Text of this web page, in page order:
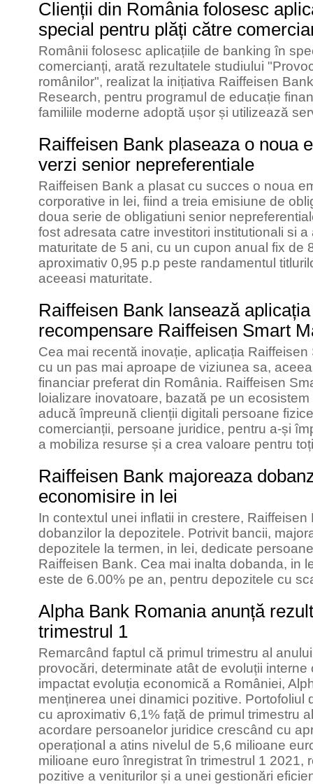
Clienții din România folosesc
special pentru plăți către
Românii folosesc aplicațiile de banking în
comercianți, arată rezultatele studiului
românilor", realizat la inițiativa Raiffeisen
Research, pentru programul de educație
familiile moderne adoptă ușor și utilizează
Raiffeisen Bank plaseaza o noua
verzi senior nepreferentiale
Raiffeisen Bank a plasat cu succes o noua
corporative in lei, fiind a treia emisiune de
doua serie de obligatiuni senior
fost adresata catre investitori institutionali si
maturitate de 5 ani, cu un cupon anual fix de
aproximativ 0,95 p.p peste randamentul
aceeasi maturitate.
Raiffeisen Bank lansează
recompensare Raiffeisen Smart
Cea mai recentă inovație, aplicația
cu un pas mai aproape de viziunea sa,
financiar preferat din România. Raiffeisen
loializare inovatoare, bazată pe un
aducă împreună clienții digitali persoane
comercianții, persoane juridice, pentru a-și
a mobiliza resurse și a crea valoare pentru
Raiffeisen Bank majoreaza
economisire in lei
In contextul unei inflatii in crestere,
dobanzilor la depozitele. Potrivit bancii,
depozitele la termen, in lei, dedicate
Raiffeisen Bank. Cea mai inalta dobanda, in
este de 6.00% pe an, pentru depozitele cu
Alpha Bank Romania anunță
trimestrul 1
Remarcând faptul că primul trimestru al
provocări, determinate atât de evoluții
impactat evoluția economică a României,
menținerea unei dinamici pozitive. Portofoliul
cu aproximativ 6,1% față de primul trimestru
acordare persoanelor juridice crescând cu
operațional a atins nivelul de 5,6 milioane
milioane euro înregistrat în trimestrul 1 2021,
pozitive a veniturilor și a unei gestionări